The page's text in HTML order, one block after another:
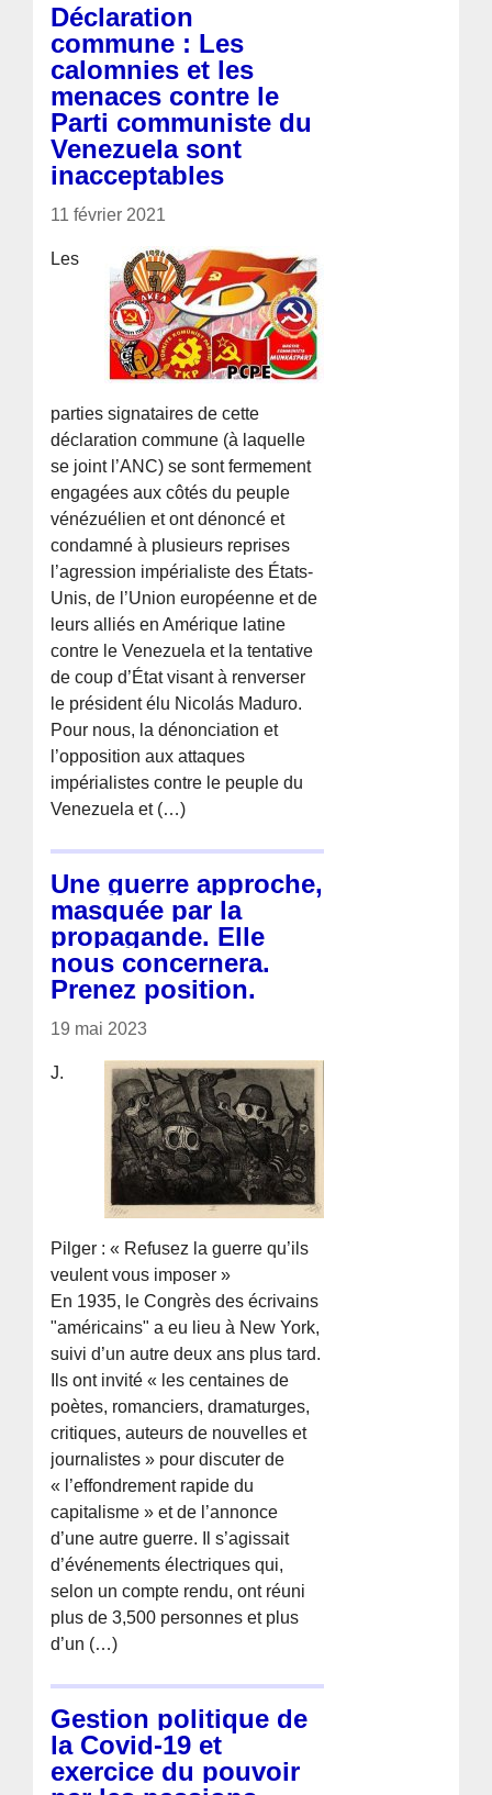
Déclaration
commune : Les
calomnies et les
menaces contre le
Parti communiste du
Venezuela sont
inacceptables
11 février 2021
Les
parties signataires de cette
déclaration commune (à laquelle
se joint l’ANC) se sont fermement
engagées aux côtés du peuple
vénézuélien et ont dénoncé et
condamné à plusieurs reprises
l’agression impérialiste des États-
Unis, de l’Union européenne et de
leurs alliés en Amérique latine
contre le Venezuela et la tentative
de coup d’État visant à renverser
le président élu Nicolás Maduro.
Pour nous, la dénonciation et
l’opposition aux attaques
impérialistes contre le peuple du
Venezuela et (…)
Une guerre approche,
masquée par la
propagande. Elle
nous concernera.
Prenez position.
19 mai 2023
J.
Pilger : « Refusez la guerre qu’ils
veulent vous imposer »
En 1935, le Congrès des écrivains
"américains" a eu lieu à New York,
suivi d’un autre deux ans plus tard.
Ils ont invité « les centaines de
poètes, romanciers, dramaturges,
critiques, auteurs de nouvelles et
journalistes » pour discuter de
« l’effondrement rapide du
capitalisme » et de l’annonce
d’une autre guerre. Il s’agissait
d’événements électriques qui,
selon un compte rendu, ont réuni
plus de 3,500 personnes et plus
d’un (…)
Gestion politique de
la Covid-19 et
exercice du pouvoir